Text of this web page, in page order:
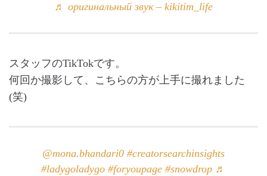
♬ оригинальный звук – kikitim_life
スタッフのTikTokです。
何回か撮影して、こちらの方が上手に撮れました
(笑)
@mona.bhandari0 #creatorsearchinsights
#ladygoladygo #foryoupage #snowdrop ♬